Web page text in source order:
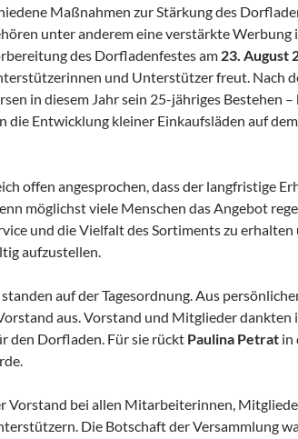
Maßnahmen zur Stärkung des
unter anderem eine verstärkte Werbung
des Dorfladenfestes am 23. August
und Unterstützer freut. Nach
in diesem Jahr sein 25-jähriges Bestehen –
die Entwicklung kleiner Einkaufsläden auf
offen angesprochen, dass der langfristige
möglichst viele Menschen das Angebot
und die Vielfalt des Sortiments zu erhalten
aufzustellen.
auf der Tagesordnung. Aus
aus. Vorstand und Mitglieder dankten
den Dorfladen. Für sie rückt Paulina Petrat in
Vorstand bei allen Mitarbeiterinnen,
Die Botschaft der Versammlung